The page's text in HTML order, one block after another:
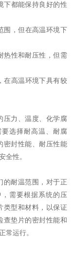
下都能保持良好的性
围，但在高温环境下
热性和耐压性，但需
在高温环境下具有较
压力、温度、化学腐
选择耐高温、耐腐
密封性能、耐压性能
全性。
的耐温范围，对于正
需要根据系统的压
类型和材料，以保证
查垫片的密封性能和
常运行。